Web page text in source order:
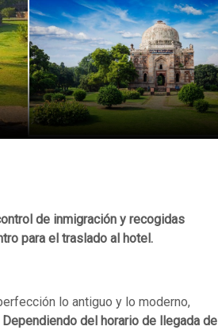
de inmigración y recogidas
para el traslado al hotel.
lo antiguo y lo moderno,
Dependiendo del horario de llegada del